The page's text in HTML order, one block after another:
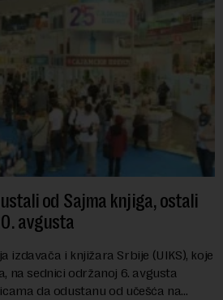
od Sajma knjiga, ostali
avgusta
izdavača i knjižara Srbije (UIKS), koje
na sednici održanoj 6. avgusta
da odustanu od učešća na